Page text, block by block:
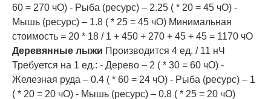
60 = 270 чО) - Рыба (ресурс) – 2.25 ( * 20 = 45 чО) -
Мышь (ресурс) – 1.8 ( * 25 = 45 чО) Минимальная
стоимость = 20 * 18 / 1 + 450 + 270 + 45 + 45 = 1170 чО
Деревянные лыжи Производится 4 ед. / 11 нЧ
Требуется на 1 ед.: - Дерево – 2 ( * 30 = 60 чО) -
Железная руда – 0.4 ( * 60 = 24 чО) - Рыба (ресурс) – 1
( * 20 = 20 чО) - Мышь (ресурс) – 0.8 ( * 25 = 20 чО)